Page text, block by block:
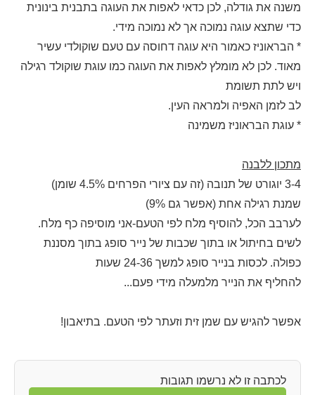
משנה את גודלה, לכן כדאי לאפות את העוגה בתבנית בינונית
כדי שתצא עוגה נמוכה אך לא נמוכה מידי.
* הבראוניז כאמור היא עוגה דחוסה עם טעם שוקולדי עשיר
מאוד. לכן לא מומלץ לאפות את העוגה כמו עוגת שוקולד רגילה
ויש לתת תשומת
לב לזמן האפיה ולמראה העין.
* עוגת הבראוניז משמינה
מתכון ללבנה
3-4 יוגורט של תנובה (זה עם ציורי הפרחים 4.5% שומן)
שמנת רגילה אחת (אפשר גם 9%)
לערבב הכל, להוסיף מלח לפי הטעם-אני מוסיפה כף מלח.
לשים בחיתול או בתוך שכבות של נייר סופג בתוך מסננת
כפולה. לכסות בנייר סופג למשך 24-36 שעות
להחליף את הנייר מלמעלה מידי פעם...
אפשר להגיש עם שמן זית וזעתר לפי הטעם. בתיאבון!
לכתבה זו לא נרשמו תגובות